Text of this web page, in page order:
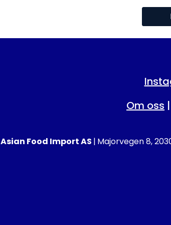
Om oss |
Asian Food Import AS | Majorvegen 8,